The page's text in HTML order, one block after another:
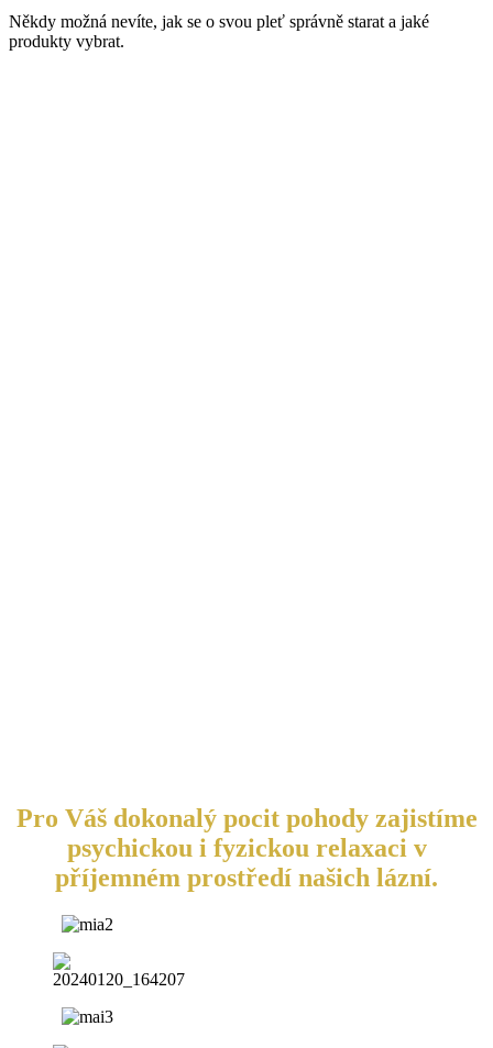
Někdy možná nevíte, jak se o svou pleť správně starat a jaké
produkty vybrat.
Pro Váš dokonalý pocit pohody zajistíme
psychickou i fyzickou relaxaci v
příjemném prostředí našich lázní.